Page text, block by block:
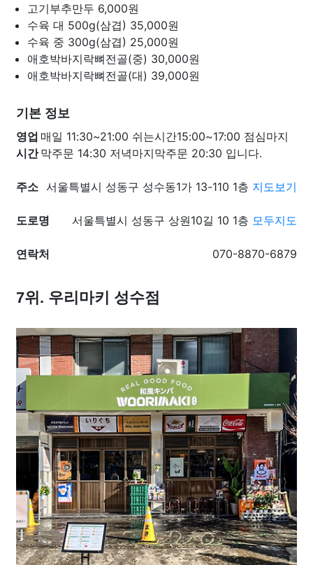
고기부추만두 6,000원
수육 대 500g(삼겹) 35,000원
수육 중 300g(삼겹) 25,000원
애호박바지락뼈전골(중) 30,000원
애호박바지락뼈전골(대) 39,000원
기본 정보
영업
시간
매일 11:30~21:00 쉬는시간15:00~17:00 점심마지
막주문 14:30 저녁마지막주문 20:30 입니다.
주소 서울특별시 성동구 성수동1가 13-110 1층 지도보기
도로명 서울특별시 성동구 상원10길 10 1층 모두지도
연락처 070-8870-6879
7위. 우리마키 성수점